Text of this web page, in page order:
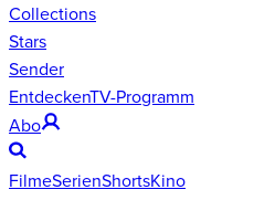
Collections
Stars
Sender
EntdeckenTV-Programm
Abo
FilmeSerienShortsKino